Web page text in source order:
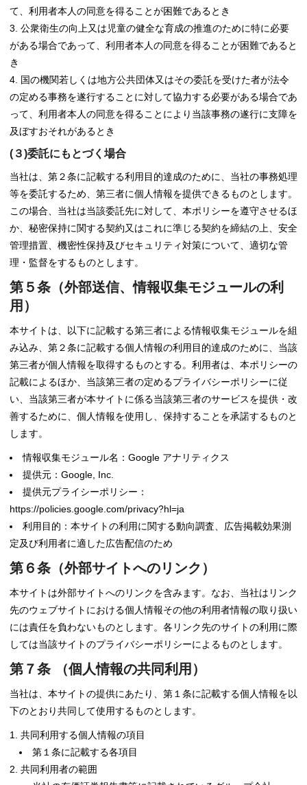
て、利用者本人の同意を得ることが困難であるとき
公衆衛生の向上又は児童の健全な育成の推進のために特に必要
がある場合であって、利用者本人の同意を得ることが困難であると
き
国の機関若しくは地方公共団体又はその委託を受けた者が法令
の定める事務を遂行することに対して協力する必要がある場合であ
って、利用者本人の同意を得ることにより当該事務の遂行に支障を
及ぼすおそれがあるとき
(３)委託にもとづく場合
当社は、第２条に記載する利用目的達成のために、当社の事務処理
等を委託するため、第三者に個人情報を提供できるものとします。
この場合、当社は当該委託先に対して、本ポリシーを遵守させるほ
か、秘密保持に関する契約又はこれに準じる契約を締結の上、安全
管理措置、機密性保持及びセキュリティ対策について、適切な管
理・監督をするものとします。
第５条（外部送信、情報収集モジュールの利
用）
本サイトは、以下に記載する第三者による情報収集モジュールを組
み込み、第２条に記載する個人情報の利用目的達成のために、当該
第三者が個人情報を取得するものとする。利用者は、本ポリシーの
記載によるほか、当該第三者の定めるプライバシーポリシーに従
い、当該第三者が本サイトに係る当該第三者のサービスを提供・改
善するために、個人情報を使用し、保持することを承諾するものと
します。
情報収集モジュール名：Google アナリティクス
提供元：Google, Inc.
提供元プライシーポリシー：
https://policies.google.com/privacy?hl=ja
利用目的：本サイトの利用に関する動向調査、広告掲載効果測
定及び利用者に適した広告配信のため
第６条（外部サイトへのリンク）
本サイトは外部サイトへのリンクを含みます。なお、当社はリンク
先のウェブサイトにおける個人情報その他の利用者情報の取り扱い
には責任を負わないものとします。各リンク先のサイトの利用に際
しては当該サイトのプライバシーポリシーによるものとします。
第７条 （個人情報の共同利用）
当社は、本サイトの提供にあたり、第１条に記載する個人情報を以
下のとおり共同して使用するものとします。
共同利用する個人情報の項目
第１条に記載する各項目
共同利用者の範囲